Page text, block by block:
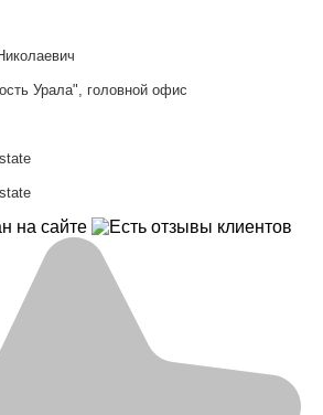
Урала", головной офис